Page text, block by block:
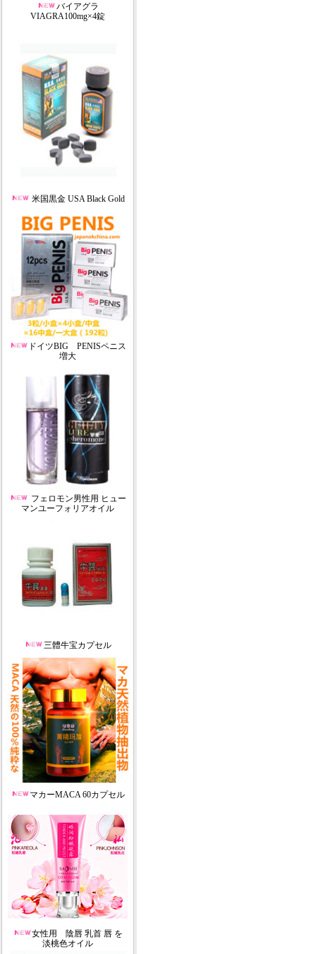
バイアグラ
VIAGRA100mg×4錠
米国黒金 USA Black Gold
ドイツBIG PENISペニス
増大
フェロモン男性用 ヒュー
マンユーフォリアオイル
三體牛宝カプセル
マカーMACA 60カプセル
女性用 陰唇 乳首 唇 を
淡桃色オイル